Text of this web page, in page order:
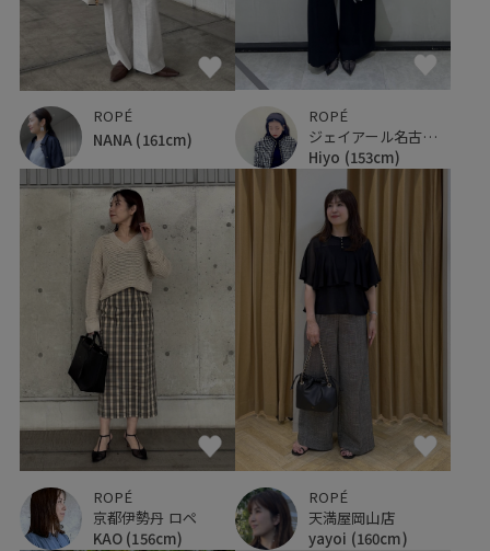
ROPÉ
NANA (161cm)
ROPÉ
ジェイアール名古屋タカシマヤ
Hiyo (153cm)
ROPÉ
京都伊勢丹 ロペ
KAO (156cm)
ROPÉ
天満屋岡山店
yayoi (160cm)